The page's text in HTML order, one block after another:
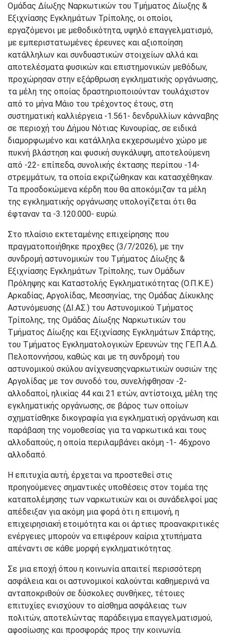
Ομάδας Δίωξης Ναρκωτικών του Τμήματος Δίωξης &
Εξιχνίασης Εγκλημάτων Τρίπολης, οι οποίοι,
εργαζόμενοι με μεθοδικότητα, υψηλό επαγγελματισμό,
με εμπεριστατωμένες έρευνες και αξιοποίηση
κατάλληλων και συνδυαστικών στοιχείων αλλά και
αποτελέσματα φυσικών και επιστημονικών μεθόδων,
προχώρησαν στην εξάρθρωση εγκληματικής οργάνωσης,
τα μέλη της οποίας δραστηριοποιούνταν τουλάχιστον
από το μήνα Μάιο του τρέχοντος έτους, στη
συστηματική καλλιέργεια -1.561- δενδρυλλίων κάνναβης
σε περιοχή του Δήμου Νότιας Κυνουρίας, σε ειδικά
διαμορφωμένο και κατάλληλα εκχερσωμένο χώρο με
πυκνή βλάστηση και φυσική συγκάλυψη, αποτελούμενη
από -22- επίπεδα, συνολικής έκτασης περίπου -14-
στρεμμάτων, τα οποία εκριζώθηκαν και κατασχέθηκαν.
Τα προσδοκώμενα κέρδη που θα αποκόμιζαν τα μέλη
της εγκληματικής οργάνωσης υπολογίζεται ότι θα
έφταναν τα -3.120.000- ευρώ.
Στο πλαίσιο εκτεταμένης επιχείρησης που
πραγματοποιήθηκε προχθες (3/7/2026), με την
συνδρομή αστυνομικών του Τμήματος Δίωξης &
Εξιχνίασης Εγκλημάτων Τρίπολης, των Ομάδων
Πρόληψης και Καταστολής Εγκληματικότητας (Ο.Π.Κ.Ε.)
Αρκαδίας, Αργολίδας, Μεσσηνίας, της Ομάδας Δίκυκλης
Αστυνόμευσης (ΔΙ.ΑΣ.) του Αστυνομικού Τμήματος
Τρίπολης, της Ομάδας Δίωξης Ναρκωτικών του
Τμήματος Δίωξης και Εξιχνίασης Εγκλημάτων Σπάρτης,
του Τμήματος Εγκληματολογικών Ερευνών της ΓΕ.Π.Α.Δ.
Πελοποννήσου, καθώς και με τη συνδρομή του
αστυνομικού σκύλου ανίχνευσηςναρκωτικών ουσιών της
Αργολίδας με τον συνοδό του, συνελήφθησαν -2-
αλλοδαποί, ηλικίας 44 και 21 ετών, αντίστοιχα, μέλη της
εγκληματικής οργάνωσης, σε βάρος των οποίων
σχηματίσθηκε δικογραφία για εγκληματική οργάνωση και
παράβαση της νομοθεσίας για τα ναρκωτικά και τους
αλλοδαπούς, η οποία περιλαμβάνει ακόμη -1- 46χρονο
αλλοδαπό.
Η επιτυχία αυτή, έρχεται να προστεθεί στις
προηγούμενες σημαντικές υποθέσεις στον τομέα της
καταπολέμησης των ναρκωτικών και οι συνάδελφοί μας
απέδειξαν για ακόμη μια φορά ότι η επιμονή, η
επιχειρησιακή ετοιμότητα και οι άρτιες προανακριτικές
ενέργειες μπορούν να επιφέρουν καίρια χτυπήματα
απέναντι σε κάθε μορφή εγκληματικότητας.
Σε μια εποχή όπου η κοινωνία απαιτεί περισσότερη
ασφάλεια και οι αστυνομικοί καλούνται καθημερινά να
ανταποκριθούν σε δύσκολες συνθήκες, τέτοιες
επιτυχίες ενισχύουν το αίσθημα ασφάλειας των
πολιτών, αποτελώντας παράδειγμα επαγγελματισμού,
αφοσίωσης και προσφοράς προς την κοινωνία.